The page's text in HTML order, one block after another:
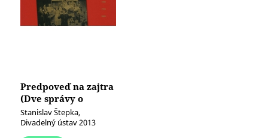
Predpoveď na zajtra
(Dve správy o
mojom dvadsiatom
storočí)
Stanislav Štepka,
Divadelný ústav 2013